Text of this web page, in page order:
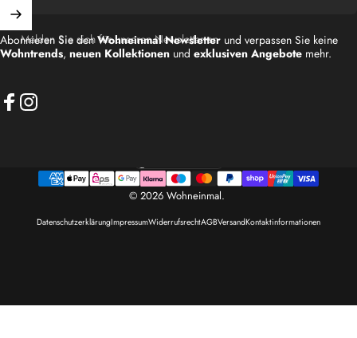
Melden Sie sich für unseren Newsletter an
Abonnieren Sie denWohneinmal Newsletter und verpassen Sie keine
Wohntrends, neuen Kollektionen und exklusiven Angebote mehr.
© 2026 Wohneinmal.
DatenschutzerklärungImpressumWiderrufsrechtAGBVersandKontaktinformationen
Land/Region